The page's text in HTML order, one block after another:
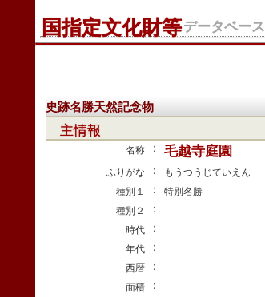
国指定文化財等データベース
史跡名勝天然記念物
主情報
名称 ： 毛越寺庭園
ふりがな ：
もうつうじていえん
種別１
：
特別名勝
種別２
：
時代 ：
年代 ：
西暦 ：
面積 ：